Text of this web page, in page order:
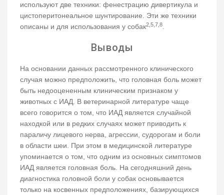
используют две техники: фенестрацию дивертикула и
цистоперитонеальное шунтирование. Эти же техники
описаны и для использования у собак2,5,7,8.
Выводы
На основании данных рассмотренного клинического
случая можно предположить, что головная боль может
быть недооцененным клиническим признаком у
животных с ИАД. В ветеринарной литературе чаще
всего говорится о том, что ИАД является случайной
находкой или в редких случаях может приводить к
параличу лицевого нерва, агрессии, судорогам и боли
в области шеи. При этом в медицинской литературе
упоминается о том, что одним из основных симптомов
ИАД является головная боль. На сегодняшний день
диагностика головной боли у собак основывается
только на косвенных предположениях, базирующихся